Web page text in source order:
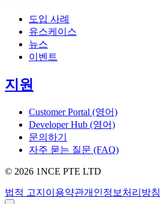
도입 사례
유스케이스
뉴스
이벤트
지원
Customer Portal (영어)
Developer Hub (영어)
문의하기
자주 묻는 질문 (FAQ)
© 2026 1NCE PTE LTD
법적 고지 이용약관개인정보처리방침